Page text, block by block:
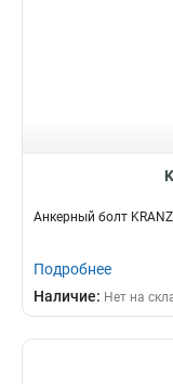
Анкерный болт
Подробнее
Наличие: Нет на